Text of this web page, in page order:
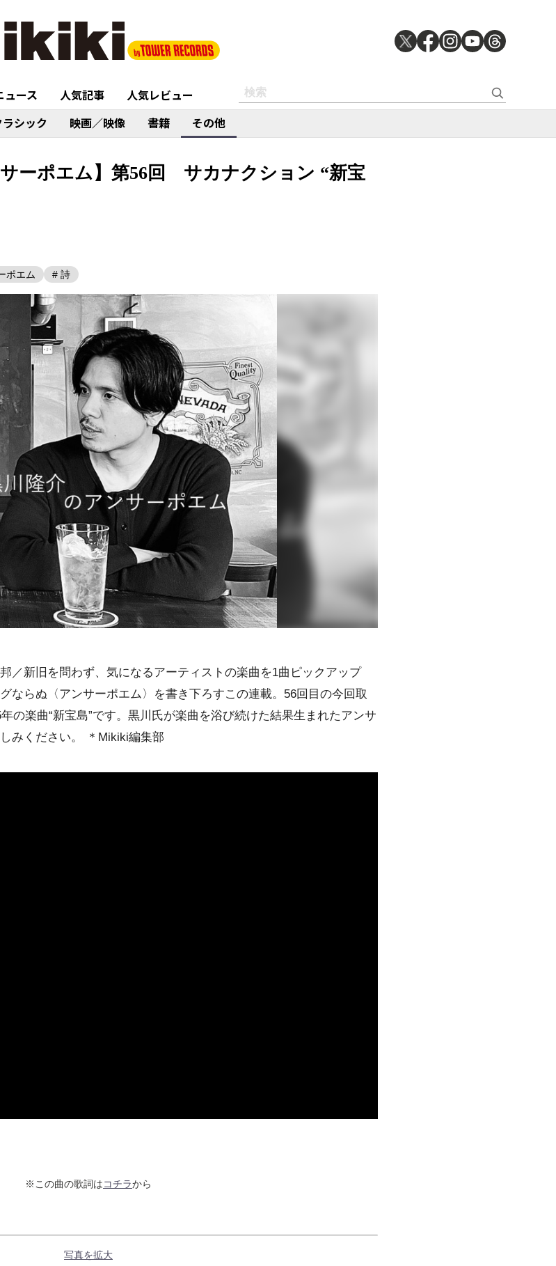
ュース 人気記事
人気レビュー
ラシック 映画／映像 書籍 その他
サーポエム】第56回 サカナクション “新宝
ポエム # 詩
／新旧を問わず、気になるアーティストの楽曲を1曲ピックアップ
ならぬ〈アンサーポエム〉を書き下ろすこの連載。56回目の今回取
の楽曲“新宝島”です。黒川氏が楽曲を浴び続けた結果生まれたアンサ
みください。 ＊Mikiki編集部
※この曲の歌詞はコチラから
写真を拡大